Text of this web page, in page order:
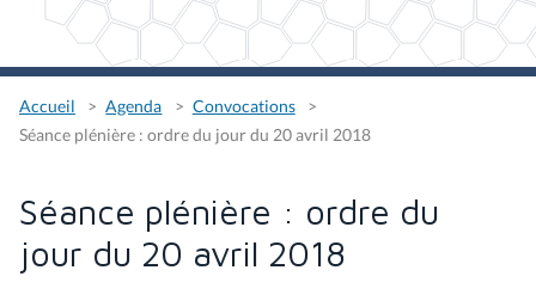
Accueil Agenda
Convocations
Séance plénière : ordre du jour du 20 avril 2018
Séance plénière : ordre du
jour du 20 avril 2018